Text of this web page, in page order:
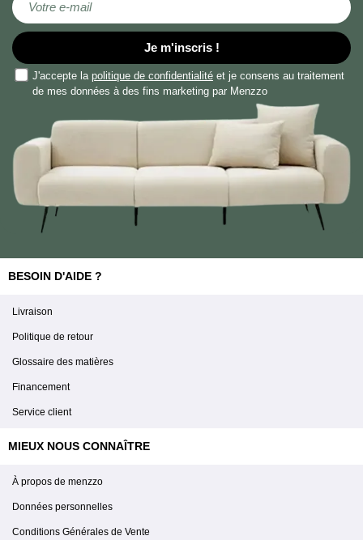
Je m'inscris !
J'accepte la politique de confidentialité et je consens au traitement
de mes données à des fins marketing par Menzzo
BESOIN D'AIDE ?
Livraison
Politique de retour
Glossaire des matières
Financement
Service client
MIEUX NOUS CONNAÎTRE
À propos de menzzo
Données personnelles
Conditions Générales de Vente